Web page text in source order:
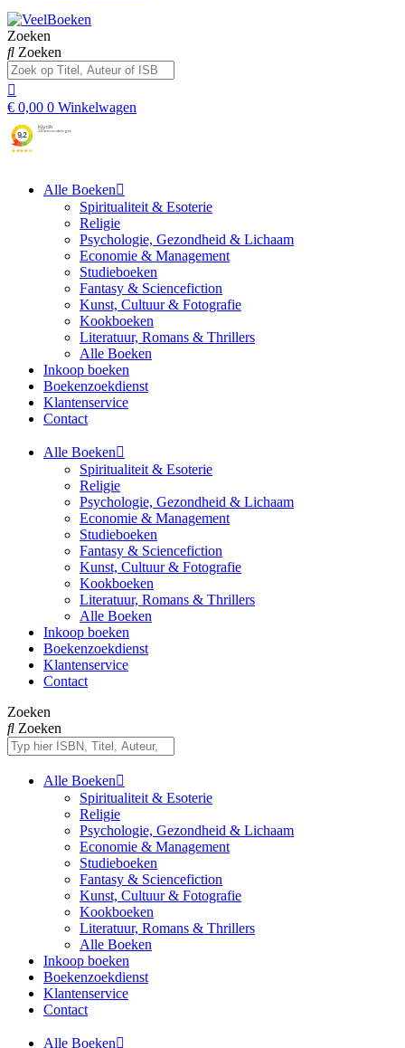
Zoeken
Zoeken
€ 0,00 0 Winkelwagen
Alle Boeken
Spiritualiteit & Esoterie
Religie
Psychologie, Gezondheid & Lichaam
Economie & Management
Studieboeken
Fantasy & Sciencefiction
Kunst, Cultuur & Fotografie
Kookboeken
Literatuur, Romans & Thrillers
Alle Boeken
Inkoop boeken
Boekenzoekdienst
Klantenservice
Contact
Alle Boeken
Spiritualiteit & Esoterie
Religie
Psychologie, Gezondheid & Lichaam
Economie & Management
Studieboeken
Fantasy & Sciencefiction
Kunst, Cultuur & Fotografie
Kookboeken
Literatuur, Romans & Thrillers
Alle Boeken
Inkoop boeken
Boekenzoekdienst
Klantenservice
Contact
Zoeken
Zoeken
Alle Boeken
Spiritualiteit & Esoterie
Religie
Psychologie, Gezondheid & Lichaam
Economie & Management
Studieboeken
Fantasy & Sciencefiction
Kunst, Cultuur & Fotografie
Kookboeken
Literatuur, Romans & Thrillers
Alle Boeken
Inkoop boeken
Boekenzoekdienst
Klantenservice
Contact
Alle Boeken